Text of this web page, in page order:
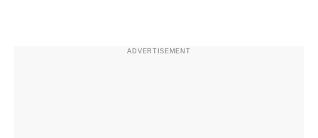
ADVERTISEMENT